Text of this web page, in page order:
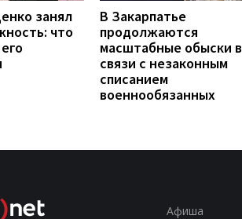
занял
что
В Закарпатье
продолжаются
масштабные обыски в
связи с незаконным
списанием
военнообязанных
Афиша